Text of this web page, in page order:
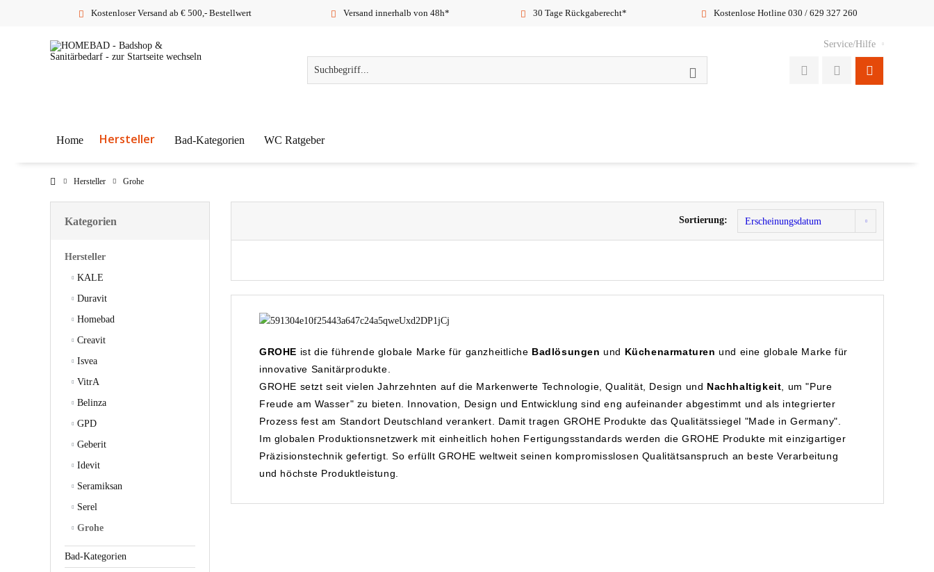
Kostenloser Versand ab € 500,- Bestellwert Versand innerhalb von 48h* 30 Tage Rückgaberecht* Kostenlose Hotline 030 / 629 327 260
Service/Hilfe
Home Hersteller Bad-Kategorien WC Ratgeber
Hersteller Grohe
Kategorien
Hersteller
KALE
Duravit
Homebad
Creavit
Isvea
VitrA
Belinza
GPD
Geberit
Idevit
Seramiksan
Serel
Grohe
Bad-Kategorien
Sortierung:
GROHE ist die führende globale Marke für ganzheitliche Badlösungen und Küchenarmaturen und eine globale Marke für
innovative Sanitärprodukte.
GROHE setzt seit vielen Jahrzehnten auf die Markenwerte Technologie, Qualität, Design und Nachhaltigkeit , um "Pure
Freude am Wasser" zu bieten. Innovation, Design und Entwicklung sind eng aufeinander abgestimmt und als integrierter
Prozess fest am Standort Deutschland verankert. Damit tragen GROHE Produkte das Qualitätssiegel "Made in Germany".
Im globalen Produktionsnetzwerk mit einheitlich hohen Fertigungsstandards werden die GROHE Produkte mit einzigartiger
Präzisionstechnik gefertigt. So erfüllt GROHE weltweit seinen kompromisslosen Qualitätsanspruch an beste Verarbeitung
und höchste Produktleistung.